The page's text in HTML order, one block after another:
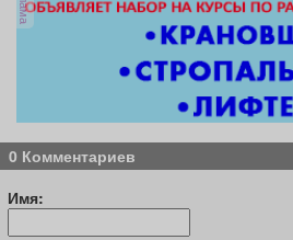
0 Комментариев
Имя: